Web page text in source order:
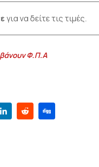
για να δείτε τις τιμές.
Φ.Π.Α